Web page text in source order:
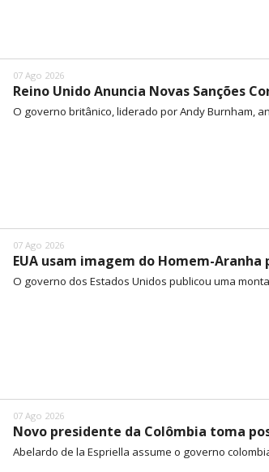
07 Ago 2026
Reino Unido Anuncia Novas Sanções
O governo britânico, liderado por Andy Burnham,
07 Ago 2026
EUA usam imagem do Homem-
O governo dos Estados Unidos publicou uma
07 Ago 2026
Novo presidente da Colômbia toma
Abelardo de la Espriella assume o governo